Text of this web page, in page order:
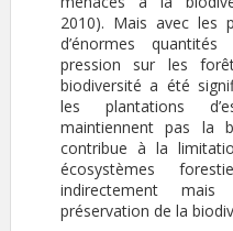
2010). Mais avec les
d’énormes
pression sur les
biodiversité a été
les plantations
maintiennent pas la
contribue à la
écosystèmes
indirectement
préservation de la